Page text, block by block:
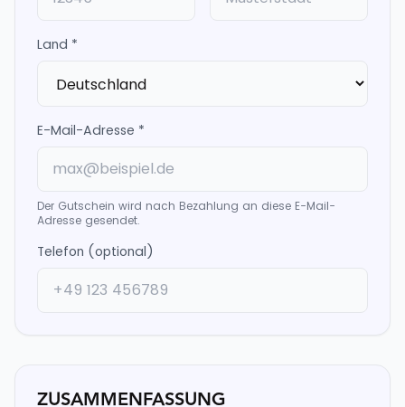
Land *
E-Mail-Adresse *
Der Gutschein wird nach Bezahlung an diese E-Mail-
Adresse gesendet.
Telefon (optional)
ZUSAMMENFASSUNG